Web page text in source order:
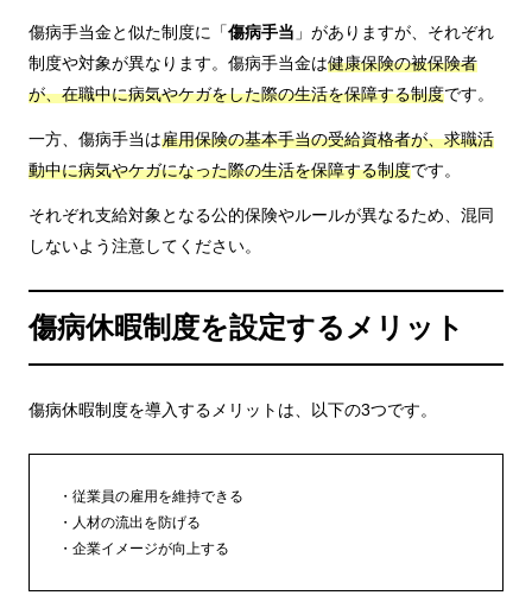
傷病手当金と似た制度に「傷病手当 」がありますが、それぞれ
制度や対象が異なります。傷病手当金は健康保険の被保険者
が、在職中に病気やケガをした際の生活を保障する制度です。
一方、傷病手当は雇用保険の基本手当の受給資格者が、求職活
動中に病気やケガになった際の生活を保障する制度です。
それぞれ支給対象となる公的保険やルールが異なるため、混同
しないよう注意してください。
傷病休暇制度を設定するメリット
傷病休暇制度を導入するメリットは、以下の3つです。
従業員の雇用を維持できる
人材の流出を防げる
企業イメージが向上する